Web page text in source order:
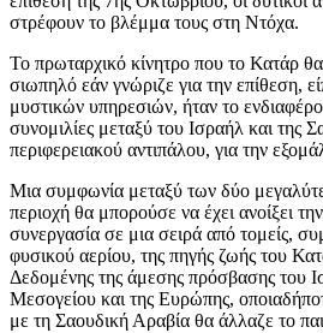
στρέφουν το βλέμμα τους στη Ντόχα.
Το πρωταρχικό κίνητρο που το Κατάρ
σιωπηλό εάν γνώριζε για την επίθεση,
μυστικών υπηρεσιών, ήταν το
συνομιλίες μεταξύ του Ισραήλ και της
περιφερειακού αντιπάλου, για την
Μια συμφωνία μεταξύ των δύο
περιοχή θα μπορούσε να έχει ανοίξει
συνεργασία σε μια σειρά από τομείς,
φυσικού αερίου, της πηγής ζωής του
Δεδομένης της άμεσης πρόσβασης του
Μεσογείου και της Ευρώπης,
με τη Σαουδική Αραβία θα άλλαζε το